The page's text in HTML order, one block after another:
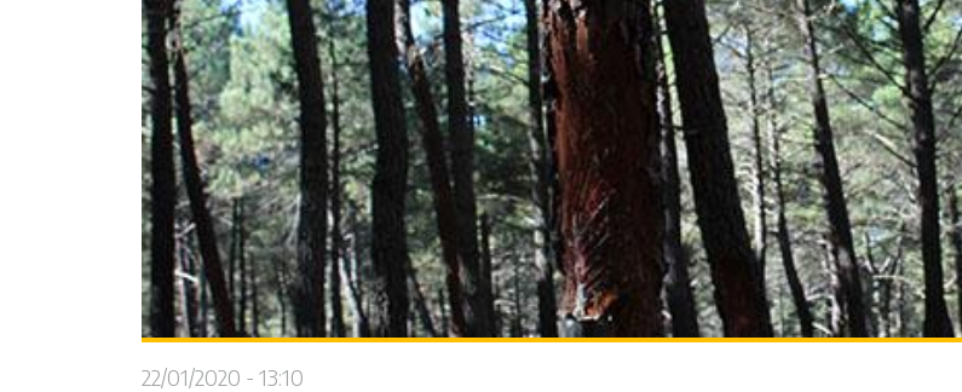
22/01/2020 - 13:10